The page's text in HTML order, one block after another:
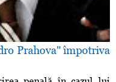
Prahova" împotriva